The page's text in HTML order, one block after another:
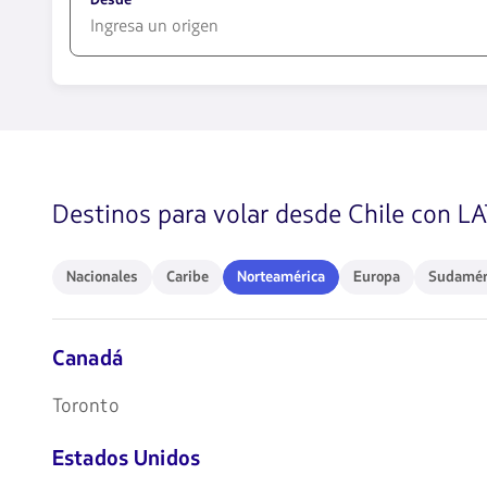
de
flechas
navegar
Destinos para volar desde Chile con
Nacionales
Nacionales Caribe
Caribe Norteamérica
Norteamérica Europa
Europa
Canadá
Toronto
Estados Unidos